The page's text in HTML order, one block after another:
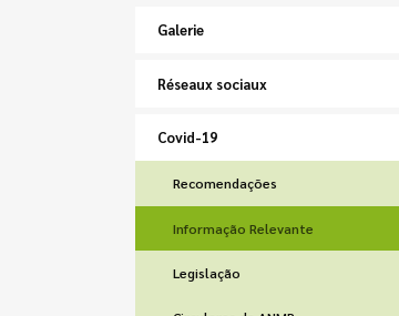
Galerie
Réseaux sociaux
Covid-19
Recomendações
Informação Relevante
Legislação